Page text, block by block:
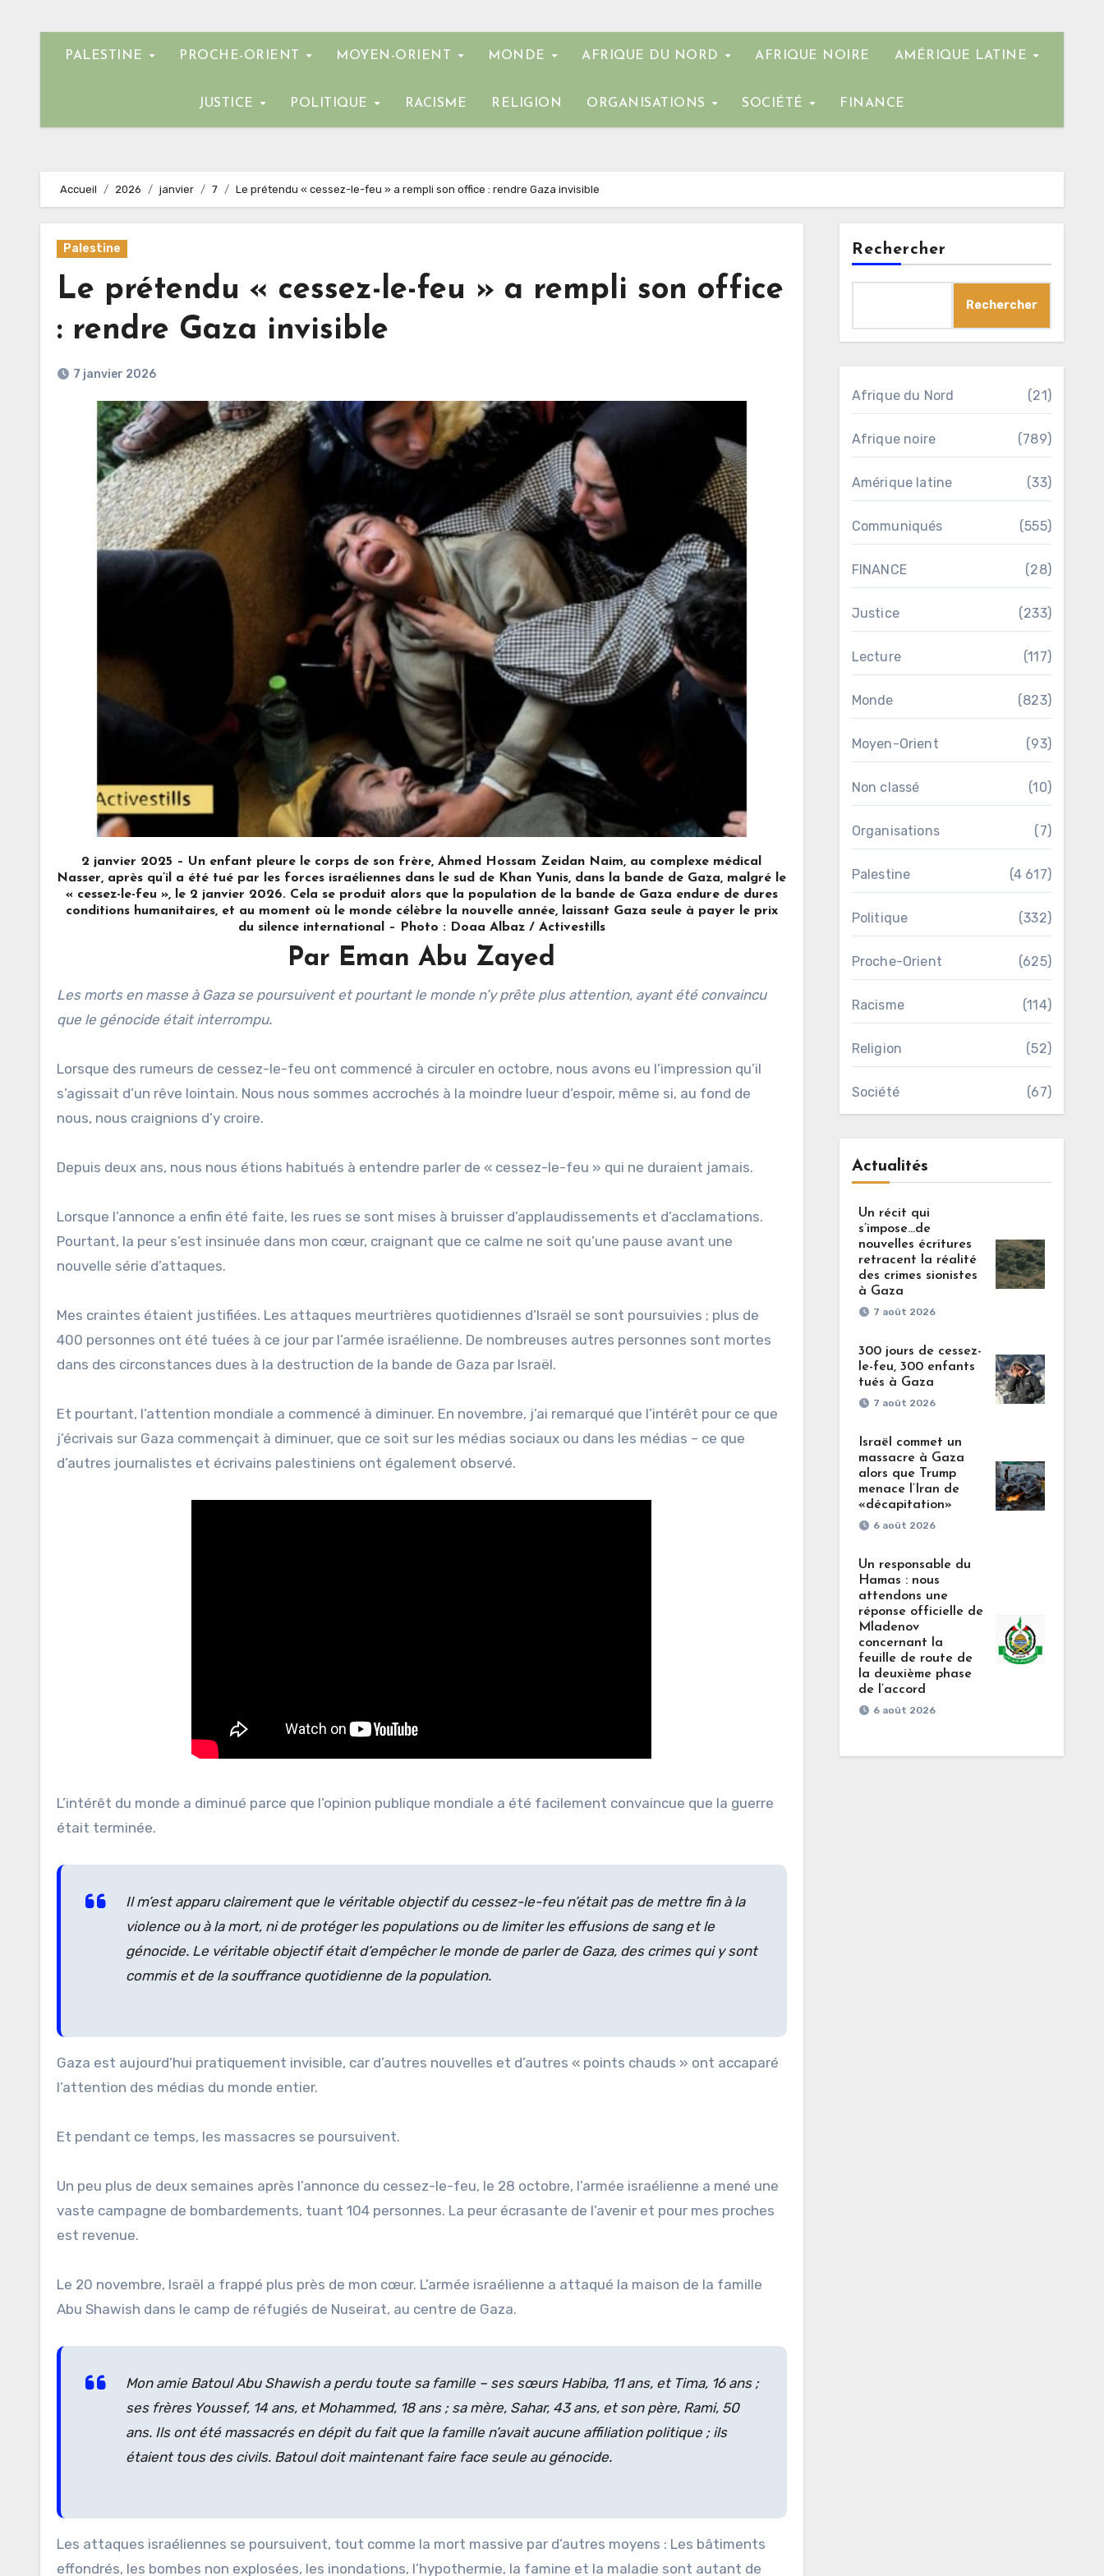
PALESTINE PROCHE-ORIENT MOYEN-ORIENT MONDE AFRIQUE DU NORD AFRIQUE NOIRE AMÉRIQUE LATINE
JUSTICE POLITIQUE RACISME RELIGION ORGANISATIONS SOCIÉTÉ FINANCE
Accueil 2026 janvier 7 Le prétendu « cessez-le-feu » a rempli son office : rendre Gaza invisible
Palestine
Le prétendu « cessez-le-feu » a rempli son office
: rendre Gaza invisible
7 janvier 2026
2 janvier 2025 – Un enfant pleure le corps de son frère, Ahmed Hossam Zeidan Naim, au complexe médical
Nasser, après qu’il a été tué par les forces israéliennes dans le sud de Khan Yunis, dans la bande de Gaza, malgré le
« cessez-le-feu », le 2 janvier 2026. Cela se produit alors que la population de la bande de Gaza endure de dures
conditions humanitaires, et au moment où le monde célèbre la nouvelle année, laissant Gaza seule à payer le prix
du silence international – Photo : Doaa Albaz / Activestills
Par Eman Abu Zayed
Les morts en masse à Gaza se poursuivent et pourtant le monde n’y prête plus attention, ayant été convaincu
que le génocide était interrompu.
Lorsque des rumeurs de cessez-le-feu ont commencé à circuler en octobre, nous avons eu l’impression qu’il
s’agissait d’un rêve lointain. Nous nous sommes accrochés à la moindre lueur d’espoir, même si, au fond de
nous, nous craignions d’y croire.
Depuis deux ans, nous nous étions habitués à entendre parler de « cessez-le-feu » qui ne duraient jamais.
Lorsque l’annonce a enfin été faite, les rues se sont mises à bruisser d’applaudissements et d’acclamations.
Pourtant, la peur s’est insinuée dans mon cœur, craignant que ce calme ne soit qu’une pause avant une
nouvelle série d’attaques.
Mes craintes étaient justifiées. Les attaques meurtrières quotidiennes d’Israël se sont poursuivies ; plus de
400 personnes ont été tuées à ce jour par l’armée israélienne. De nombreuses autres personnes sont mortes
dans des circonstances dues à la destruction de la bande de Gaza par Israël.
Et pourtant, l’attention mondiale a commencé à diminuer. En novembre, j’ai remarqué que l’intérêt pour ce que
j’écrivais sur Gaza commençait à diminuer, que ce soit sur les médias sociaux ou dans les médias – ce que
d’autres journalistes et écrivains palestiniens ont également observé.
L’intérêt du monde a diminué parce que l’opinion publique mondiale a été facilement convaincue que la guerre
était terminée.
Il m’est apparu clairement que le véritable objectif du cessez-le-feu n’était pas de mettre fin à la
violence ou à la mort, ni de protéger les populations ou de limiter les effusions de sang et le
génocide. Le véritable objectif était d’empêcher le monde de parler de Gaza, des crimes qui y sont
commis et de la souffrance quotidienne de la population.
Gaza est aujourd’hui pratiquement invisible, car d’autres nouvelles et d’autres « points chauds » ont accaparé
l’attention des médias du monde entier.
Et pendant ce temps, les massacres se poursuivent.
Un peu plus de deux semaines après l’annonce du cessez-le-feu, le 28 octobre, l’armée israélienne a mené une
vaste campagne de bombardements, tuant 104 personnes. La peur écrasante de l’avenir et pour mes proches
est revenue.
Le 20 novembre, Israël a frappé plus près de mon cœur. L’armée israélienne a attaqué la maison de la famille
Abu Shawish dans le camp de réfugiés de Nuseirat, au centre de Gaza.
Mon amie Batoul Abu Shawish a perdu toute sa famille – ses sœurs Habiba, 11 ans, et Tima, 16 ans ;
ses frères Youssef, 14 ans, et Mohammed, 18 ans ; sa mère, Sahar, 43 ans, et son père, Rami, 50
ans. Ils ont été massacrés en dépit du fait que la famille n’avait aucune affiliation politique ; ils
étaient tous des civils. Batoul doit maintenant faire face seule au génocide.
Les attaques israéliennes se poursuivent, tout comme la mort massive par d’autres moyens : Les bâtiments
effondrés, les bombes non explosées, les inondations, l’hypothermie, la famine et la maladie sont autant de
Rechercher
Rechercher
Afrique du Nord (21)
Afrique noire (789)
Amérique latine (33)
Communiqués (555)
FINANCE (28)
Justice (233)
Lecture (117)
Monde (823)
Moyen-Orient (93)
Non classé (10)
Organisations (7)
Palestine (4 617)
Politique (332)
Proche-Orient (625)
Racisme (114)
Religion (52)
Société (67)
Actualités
Un récit qui
s’impose…de
nouvelles écritures
retracent la réalité
des crimes sionistes
à Gaza
7 août 2026
300 jours de cessez-
le-feu, 300 enfants
tués à Gaza
7 août 2026
Israël commet un
massacre à Gaza
alors que Trump
menace l’Iran de
«décapitation»
6 août 2026
Un responsable du
Hamas : nous
attendons une
réponse officielle de
Mladenov
concernant la
feuille de route de
la deuxième phase
de l’accord
6 août 2026